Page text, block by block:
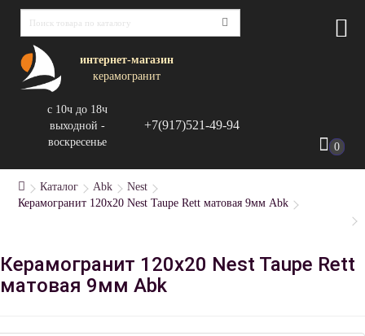
интернет-магазин
керамогранит
с 10ч до 18ч
выходной -
воскресенье
+7(917)521-49-94
0
Каталог Abk
Nest
Керамогранит 120x20 Nest Taupe Rett матовая 9мм Abk
Керамогранит 120x20 Nest Taupe Rett
матовая 9мм Abk